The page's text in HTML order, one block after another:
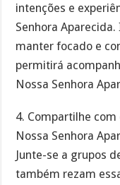
intenções e
Senhora
manter focado e
permitirá
Nossa Senhora
4. Compartilhe
Nossa Senhora
Junte-se a grupos
também rezam